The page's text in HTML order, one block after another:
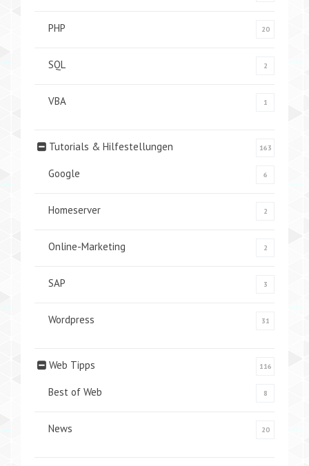
PHP 20
SQL 2
VBA 1
Tutorials & Hilfestellungen 163
Google 6
Homeserver 2
Online-Marketing 2
SAP 3
Wordpress 31
Web Tipps 116
Best of Web 8
News 20